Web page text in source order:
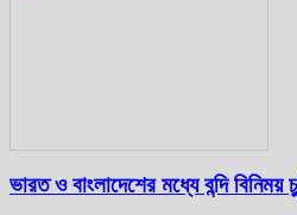
ভারত ও বাংলাদেশের মধ্যে বন্দি